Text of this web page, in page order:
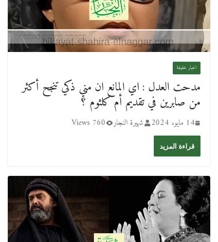
اخبار خفيفة
مدحت العدل : اي المانع ان مني ذكي تنجح أكثر
من صابرين في تقديم أم كلثوم ؟
14 مايو، 2024 شهيرة النجار 760 Views
قراءة المزيد